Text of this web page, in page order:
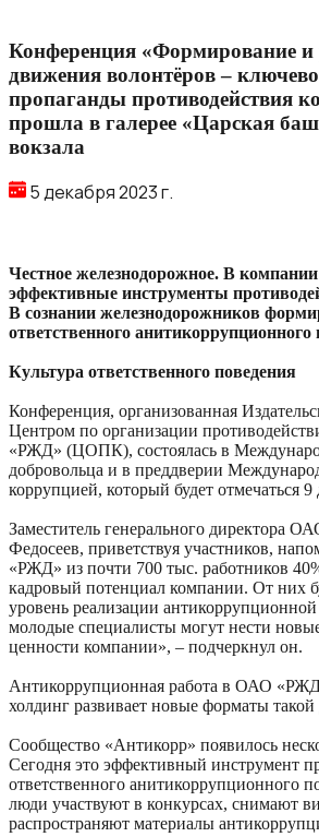
Конференция «Формирование и
движения волонтёров –
пропаганды противодействия
прошла в галерее «Царская
вокзала
5 декабря 2023 г.
Честное железнодорожное. В
эффективные инструменты
В сознании железнодорожников
ответственного анитикоррупционного
Культура ответственного поведения
Конференция, организованная
Центром по организации
«РЖД» (ЦОПК), состоялась в
добровольца и в преддверии
коррупцией, который будет отмечаться 9
Заместитель генерального директора
Федосеев, приветствуя участников,
«РЖД» из почти 700 тыс. работников
кадровый потенциал компании. От них
уровень реализации
молодые специалисты могут нести
ценности компании», – подчеркнул он.
Антикоррупционная работа в ОАО
холдинг развивает новые форматы такой
Сообщество «Антикорр» появилось
Сегодня это эффективный инструмент
ответственного анитикоррупционного
люди участвуют в конкурсах, снимают
распространяют материалы